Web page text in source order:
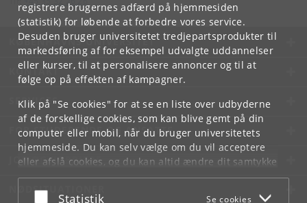
registrere brugernes adfærd på hjemmesiden
(statistik) for løbende at forbedre vores service.
Desuden bruger universitetet tredjepartsprodukter til
markedsføring af for eksempel udvalgte uddannelser
eller kurser, til at personalisere annoncer og til at
følge op på effekten af kampagner.
Klik på "Se cookies" for at se en liste over udbyderne
af de forskellige cookies, som kan blive gemt på din
computer eller mobil, når du bruger universitetets
hjemmeside. Du kan selv vælge om du vil acceptere
eller afslå cookies, og du kan altid ændre dit samtykke
underCookie- og privatlivspolitiksom du finder i
bunden af hver side.
Acceptér eller afslå
Statistik Se cookies
KØBENHAVNS UNIVERSITET
KONTAKT
SERVICES
FOR STUDERENDE OG ANSATTE
JOB OG KARRIERE
NØDSITUATIONER